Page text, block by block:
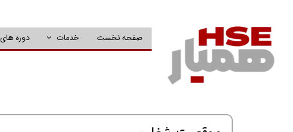
صفحه نخست خدمات دوره